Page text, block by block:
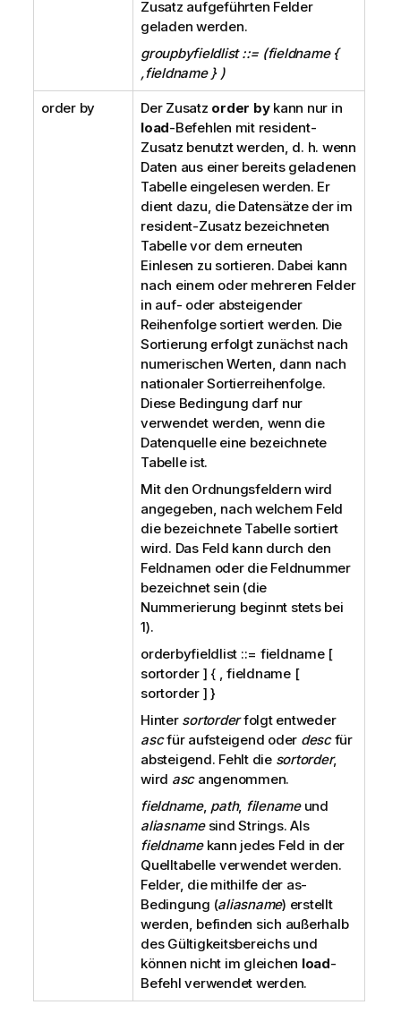
Zusatz aufgeführten Felder
geladen werden.
groupbyfieldlist ::= (fieldname {
,fieldname } )
order by Der Zusatz order bykann nur in
load-Befehlen mit resident-
Zusatz benutzt werden, d. h. wenn
Daten aus einer bereits geladenen
Tabelle eingelesen werden. Er
dient dazu, die Datensätze der im
resident-Zusatz bezeichneten
Tabelle vor dem erneuten
Einlesen zu sortieren. Dabei kann
nach einem oder mehreren Felder
in auf- oder absteigender
Reihenfolge sortiert werden. Die
Sortierung erfolgt zunächst nach
numerischen Werten, dann nach
nationaler Sortierreihenfolge.
Diese Bedingung darf nur
verwendet werden, wenn die
Datenquelle eine bezeichnete
Tabelle ist.
Mit den Ordnungsfeldern wird
angegeben, nach welchem Feld
die bezeichnete Tabelle sortiert
wird. Das Feld kann durch den
Feldnamen oder die Feldnummer
bezeichnet sein (die
Nummerierung beginnt stets bei
1).
orderbyfieldlist ::= fieldname [
sortorder ] { , fieldname [
sortorder ] }
Hinter sortorderfolgt entweder
ascfür aufsteigend oder descfür
absteigend. Fehlt die sortorder,
wird ascangenommen.
fieldname, path, filenameund
aliasnamesind Strings. Als
fieldnamekann jedes Feld in der
Quelltabelle verwendet werden.
Felder, die mithilfe der as-
Bedingung (aliasname) erstellt
werden, befinden sich außerhalb
des Gültigkeitsbereichs und
können nicht im gleichen load-
Befehl verwendet werden.